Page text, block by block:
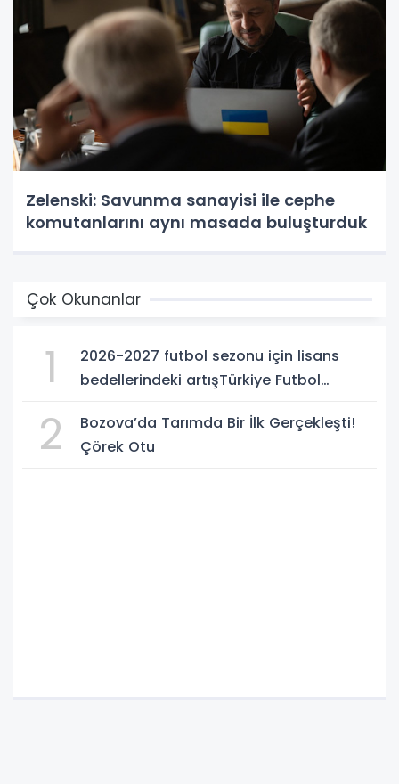
Zelenski: Savunma sanayisi ile cephe
komutanlarını aynı masada buluşturduk
Çok Okunanlar
1
2026-2027 futbol sezonu için lisans
bedellerindeki artışTürkiye Futbol
2
Bozova’da Tarımda Bir İlk Gerçekleşti!
Çörek Otu